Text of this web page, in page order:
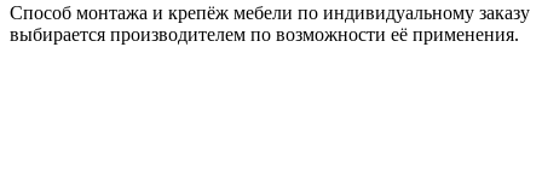
Способ монтажа и крепёж мебели по индивидуальному заказу
выбирается производителем по возможности её применения.